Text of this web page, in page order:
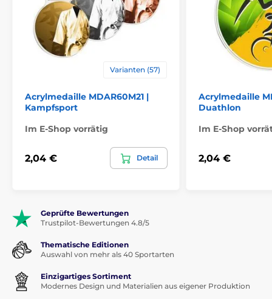
Varianten (57)
Acrylmedaille MDAR60M21 |
Kampfsport
Im E-Shop vorrätig
2,04 € Detail
Acrylmedaille
Duathlon
Im E-Shop
2,04 €
Geprüfte Bewertungen
Trustpilot-Bewertungen 4.8/5
Thematische Editionen
Auswahl von mehr als 40 Sportarten
Einzigartiges Sortiment
Modernes Design und Materialien aus eigener Produktion